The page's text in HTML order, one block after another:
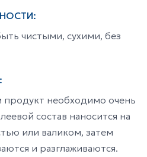
чистыми, сухими, без
необходимо очень
состав наносится на
или валиком, затем
и разглаживаются.